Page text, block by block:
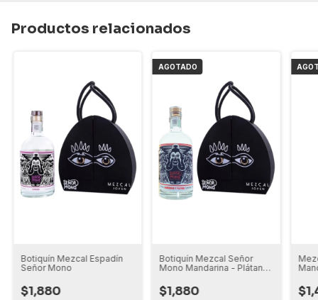
Productos relacionados
Botiquín Mezcal Espadín
Señor Mono
$1,880
AGOTADO
Botiquín Mezcal Señor
Mono Mandarina - Plátano
$1,880